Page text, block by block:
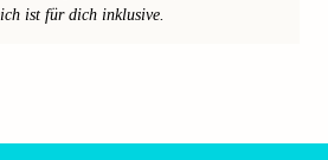
ist für dich inklusive.